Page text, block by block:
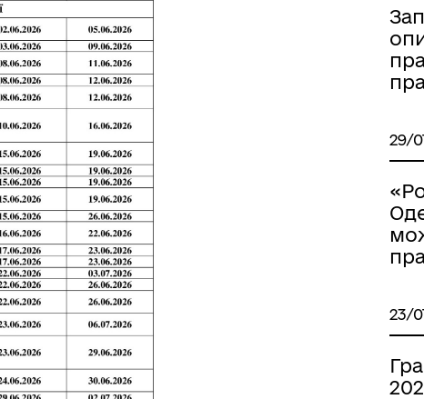
рівність
безпека та
захист інформації
Книга пам'яті полеглих за
29/
23/